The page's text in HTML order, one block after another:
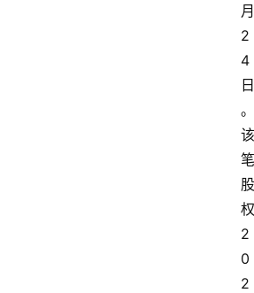
月
2
4
日
。
该
笔
股
权
2
0
2